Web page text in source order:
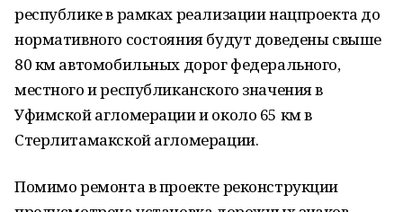
республике в рамках реализации нацпроекта до
нормативного состояния будут доведены свыше
80 км автомобильных дорог федерального,
местного и республиканского значения в
Уфимской агломерации и около 65 км в
Стерлитамакской агломерации.
Помимо ремонта в проекте реконструкции